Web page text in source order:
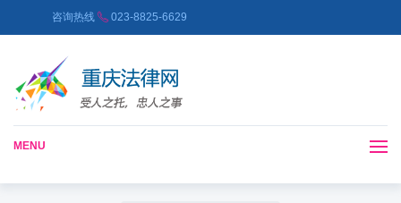
咨询热线 023-8825-6629
MENU